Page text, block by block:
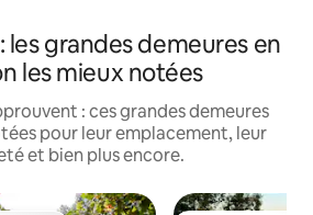
les grandes demeures en
les mieux notées
: ces grandes demeures
pour leur emplacement, leur
et bien plus encore.